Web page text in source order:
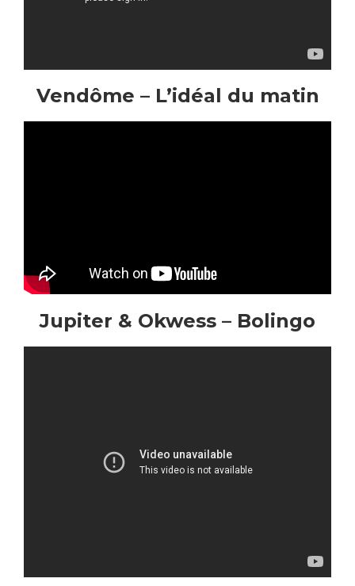
Vendôme – L’idéal du matin
Jupiter & Okwess – Bolingo